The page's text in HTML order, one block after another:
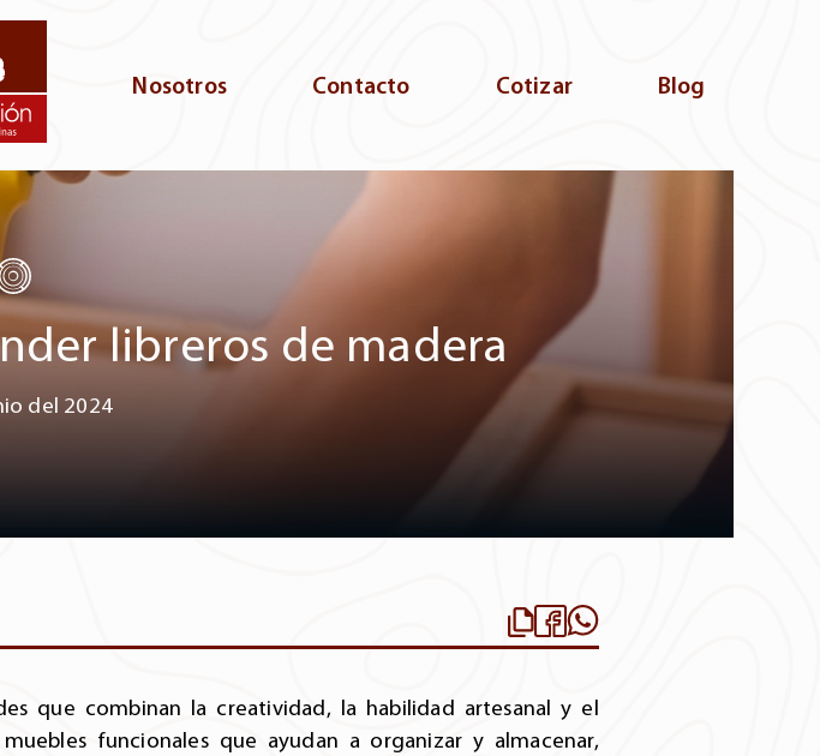
Nosotros Contacto Cotizar Blog
libreros de madera
del 2024
que combinan la creatividad, la habilidad artesanal y el
funcionales que ayudan a organizar y almacenar,